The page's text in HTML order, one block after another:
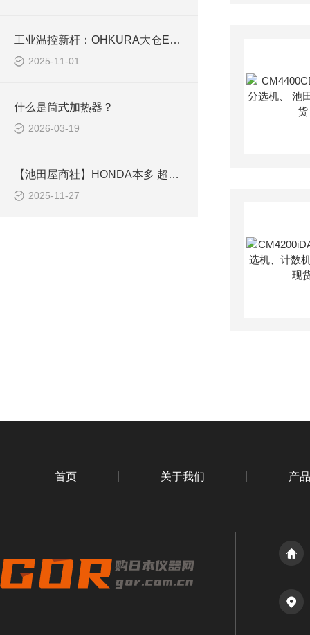
工业温控新杆：OHKURA大仓EC4100C数字控制器如何破解高效精准难题
2025-11-01
什么是筒式加热器？
2026-03-19
【池田屋商社】HONDA本多 超声波音压计 HUS-3
2025-11-27
首页 关于我们 产